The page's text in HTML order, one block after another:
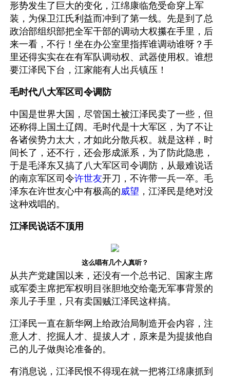
形势发生了巨大的变化，江绵康临危受命穿上军
装，为保卫江氏利益而冲到了第一线。先是到了总
政治部组织部把全军干部的调动大权攥在手里，后
来一看，不行！坐在办公室里指挥谁调动谁呀？手
里还得实实在在有军队调动权、武器使用权。谁想
要江泽民下台，江家能有人出兵镇压！
毛时代八大军区司令调防
中国是世界大国，尽管国土被江泽民卖了一些，但
还称得上国土辽阔。毛时代是十大军区，为了不让
各诸侯势力太大，才如此分散兵权。就是这样，时
间长了，还不行，还会形成派系，为了防此隐患，
于是毛泽东又搞了八大军区司令调防，从最难说话
的南京军区司令许世友开刀，不许带一兵一卒。毛
泽东在许世友心中有极高的威望 ，江泽民是绝对没
这种戏唱的。
江泽民说话不顶用
这么唱有几个人真听？
从共产党建国以来，还没有一个总书记、国家主席
或军委主席把军权明目张胆地交给毫无军事背景的
亲儿子手里，只有卖国贼江泽民这样搞。
江泽民一直在新华网上给政治局制造开会内容，注
意人才、挖掘人才、提拔人才，原来是为提拔他自
己的儿子做舆论准备的。
有消息说，江泽民恨不得现在就一把将江绵康抓到